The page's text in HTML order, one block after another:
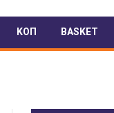
ΚΟΠ BASKET